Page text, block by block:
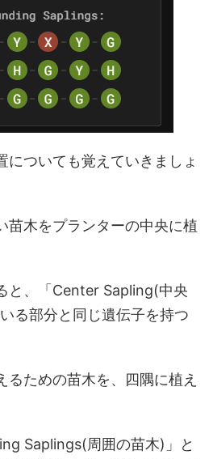
についても覚えていきましょ
苗木をプランターの中央に植
と、「Center Sapling(中央
る部分と同じ遺伝子を持つ
るための苗木を、四隅に植え
Saplings(周囲の苗木)」と